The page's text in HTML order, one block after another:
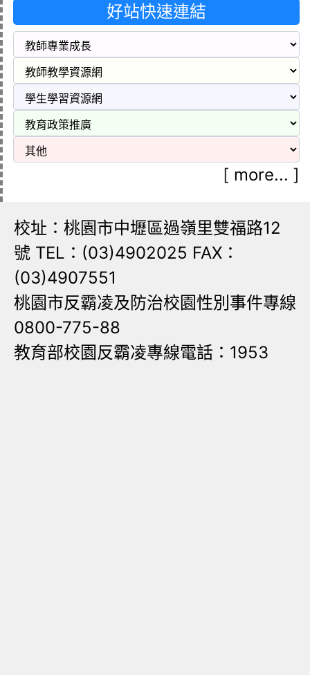
好站快速連結
[ more... ]
校址：桃園市中壢區過嶺里雙福路12
號 TEL：(03)4902025 FAX：
(03)4907551
桃園市反霸凌及防治校園性別事件專線
0800-775-88
教育部校園反霸凌專線電話：1953